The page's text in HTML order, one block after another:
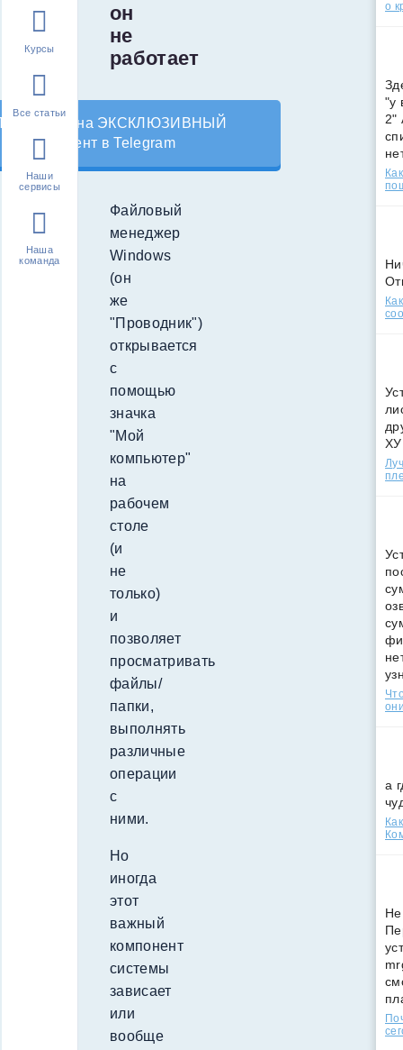
Курсы
Все статьи
Наши
сервисы
Наша
команда
он
не
работает
на ЭКСКЛЮЗИВНЫЙ
контент в Telegram
Файловый
менеджер
Windows
(он
же
"Проводник")
открывается
с
помощью
значка
"Мой
компьютер"
на
рабочем
столе
(и
не
только)
и
позволяет
просматривать
файлы/
папки,
выполнять
различные
операции
с
ними.
Но
иногда
этот
важный
компонент
системы
зависает
или
вообще
о
"у
2"
а
Не